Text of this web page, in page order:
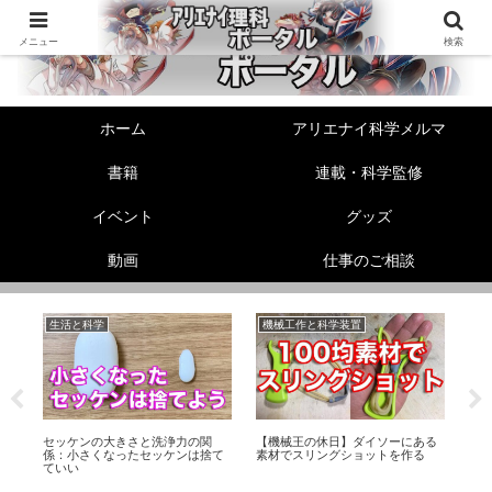
ホーム アリエナイ科学メルマ
書籍 連載・科学監修
イベント グッズ
動画 仕事のご相談
生活と科学
セッケンの大きさと洗浄力の関
係：小さくなったセッケンは捨て
ていい
機械工作と科学装置
【機械王の休日】ダイソーにある
素材でスリングショットを作る
メニュー 検索